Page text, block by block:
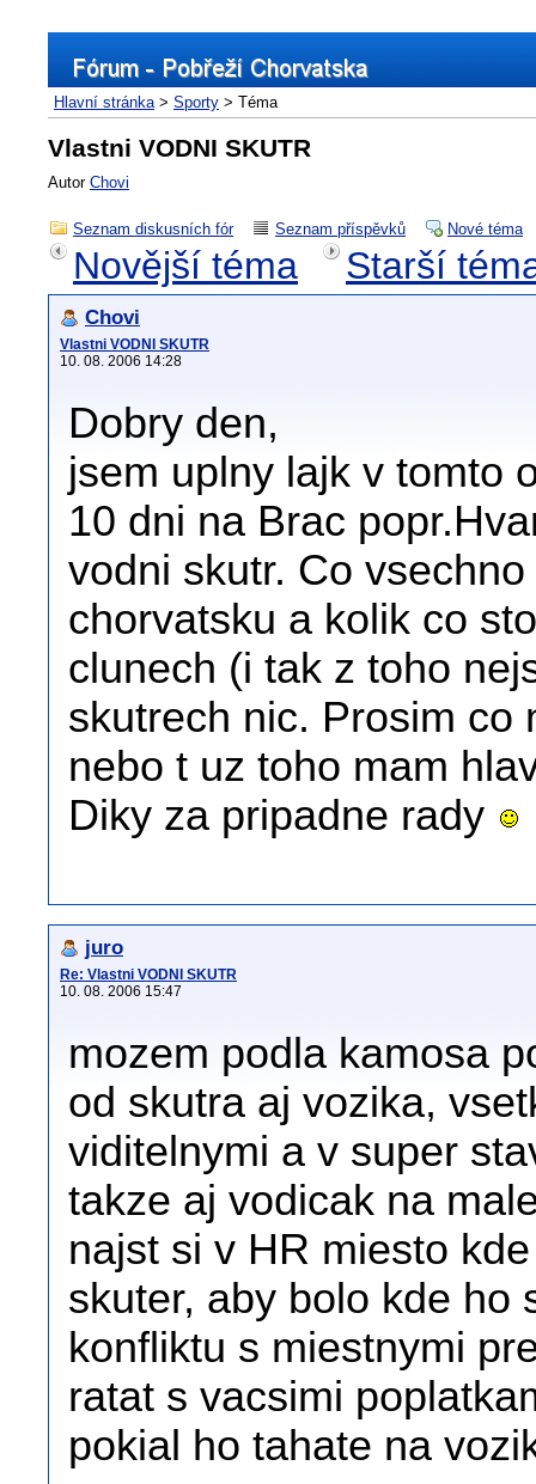
Hlavní stránka> Sporty > Téma
Vlastni VODNI SKUTR
Autor Chovi
Seznam diskusních fór Seznam příspěvků Nové téma
Novější téma Starší
Chovi
Vlastni VODNI SKUTR
10. 08. 2006 14:28
Dobry den,
jsem uplny lajk v tomto
10 dni na Brac
vodni skutr. Co
chorvatsku a kolik co
clunech (i tak z toho
skutrech nic. Prosim co
nebo t uz toho mam
Diky za pripadne rady
juro
Re: Vlastni VODNI SKUTR
10. 08. 2006 15:47
mozem podla kamosa
od skutra aj vozika,
viditelnymi a v super
takze aj vodicak na
najst si v HR miesto
skuter, aby bolo kde ho
konfliktu s miestnymi
ratat s vacsimi
pokial ho tahate na